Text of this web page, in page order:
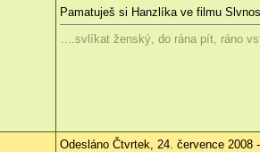
Pamatuješ si Hanzlíka ve filmu
....svlíkat ženský, do rána pít, ráno
Odesláno Čtvrtek, 24. července 2008